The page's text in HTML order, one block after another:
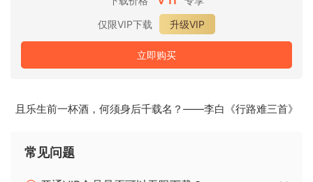
由音乐家打造，为音乐家而生。
控件。五种塑造声音的方式：
100 倍。
尺寸：模糊瞬态信号，营造更具氛围感的声音。
仅限VIP下载
升级VIP
立即购买
且乐生前一杯酒，何须身后千载名？——李白《行路难三首》
常见问题